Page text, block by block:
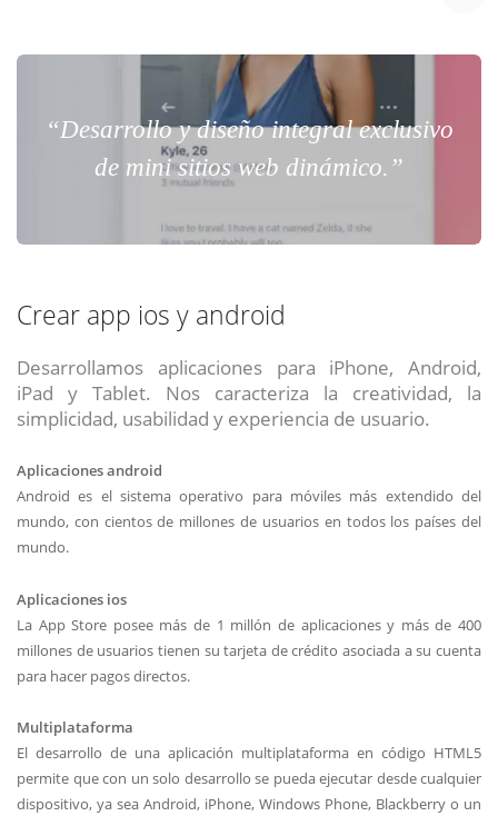
“Desarrollo y diseño integral exclusivo
de mini sitios web dinámico.”
Crear app ios y android
Desarrollamos aplicaciones para iPhone, Android,
iPad y Tablet. Nos caracteriza la creatividad, la
simplicidad, usabilidad y experiencia de usuario.
Aplicaciones android
Android es el sistema operativo para móviles más extendido del
mundo, con cientos de millones de usuarios en todos los países del
mundo.
Aplicaciones ios
La App Store posee más de 1 millón de aplicaciones y más de 400
millones de usuarios tienen su tarjeta de crédito asociada a su cuenta
para hacer pagos directos.
Multiplataforma
El desarrollo de una aplicación multiplataforma en código HTML5
permite que con un solo desarrollo se pueda ejecutar desde cualquier
dispositivo, ya sea Android, iPhone, Windows Phone, Blackberry o un